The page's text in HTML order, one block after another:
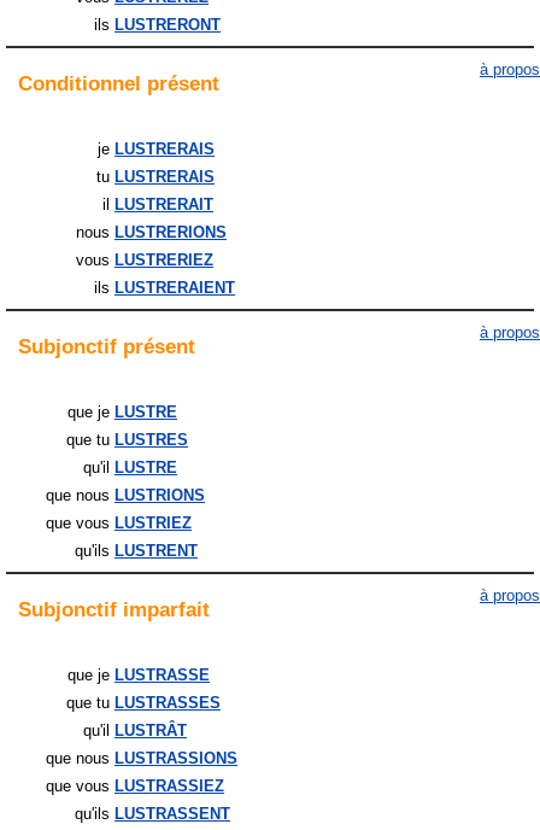
ils LUSTRERONT
Conditionnel présent
à propos
je LUSTRERAIS
tu LUSTRERAIS
il
LUSTRERAIT
nous LUSTRERIONS
vous LUSTRERIEZ
ils LUSTRERAIENT
Subjonctif présent
à propos
que je LUSTRE
que tu LUSTRES
qu'il
LUSTRE
que nous LUSTRIONS
que vous LUSTRIEZ
qu'ils LUSTRENT
Subjonctif imparfait
à propos
que je LUSTRASSE
que tu LUSTRASSES
qu'il
LUSTRÂT
que nous LUSTRASSIONS
que vous LUSTRASSIEZ
qu'ils LUSTRASSENT